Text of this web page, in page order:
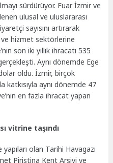
sürdürüyor. Fuar İzmir ve
ulusal ve uluslararası
sayısını artırarak
hizmet sektörlerine
son iki yıllık ihracatı 535
Aynı dönemde Ege
oldu. İzmir, birçok
katkısıyla aynı dönemde 47
en fazla ihracat yapan
vitrine taşındı
olan Tarihi Havagazı
Piriştina Kent Arşivi ve